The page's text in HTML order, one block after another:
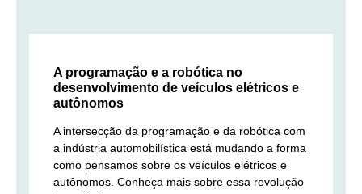
A programação e a robótica no
desenvolvimento de veículos elétricos e
autônomos
A intersecção da programação e da robótica com
a indústria automobilística está mudando a forma
como pensamos sobre os veículos elétricos e
autônomos. Conheça mais sobre essa revolução